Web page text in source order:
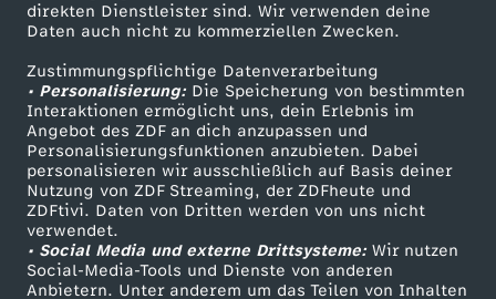
direkten Dienstleister sind. Wir verwenden deine
Daten auch nicht zu kommerziellen Zwecken.
Zustimmungspflichtige Datenverarbeitung
• Personalisierung:Die Speicherung von bestimmten
Interaktionen ermöglicht uns, dein Erlebnis im
Angebot des ZDF an dich anzupassen und
Personalisierungsfunktionen anzubieten. Dabei
personalisieren wir ausschließlich auf Basis deiner
Nutzung von ZDF Streaming, der ZDFheute und
ZDFtivi. Daten von Dritten werden von uns nicht
verwendet.
• Social Media und externe Drittsysteme:Wir nutzen
Social-Media-Tools und Dienste von anderen
Anbietern. Unter anderem um das Teilen von Inhalten
r
t
i
n
z
u
ZDFtext
Livestreams
Sendungen A-Z
TV-Programm
Tickets
Zuschauerservice
Hilfe
ZDF Unternehmen
Karriere